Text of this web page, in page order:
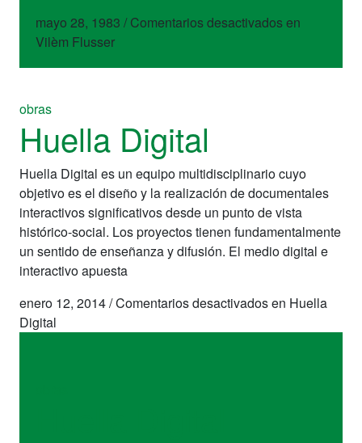
mayo 28, 1983 / Comentarios desactivadosen
Vilèm Flusser
obras
Huella Digital
Huella Digital es un equipo multidisciplinario cuyo
objetivo es el diseño y la realización de documentales
interactivos significativos desde un punto de vista
histórico-social. Los proyectos tienen fundamentalmente
un sentido de enseñanza y difusión. El medio digital e
interactivo apuesta
enero 12, 2014/Comentarios desactivadosen Huella
Digital